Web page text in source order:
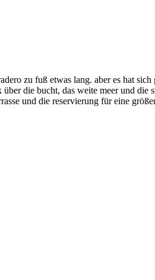
zu fuß etwas lang. aber es hat
die bucht, das weite meer und die
und die reservierung für eine